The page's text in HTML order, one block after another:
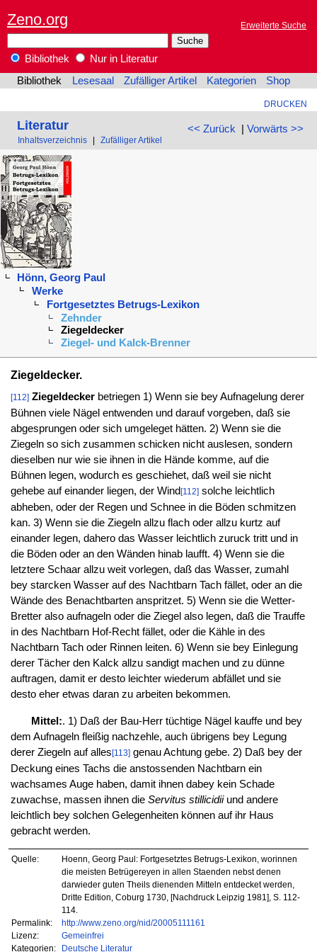
Zeno.org Erweiterte Suche
Bibliothek
Nur in Literatur
Bibliothek
Lesesaal Zufälliger Artikel Kategorien Shop
DRUCKEN
<< Zurück | Vorwärts >>
Literatur
Inhaltsverzeichnis Zufälliger Artikel
Hönn, Georg Paul
Werke
Fortgesetztes Betrugs-Lexikon
Zehnder
Ziegeldecker
Ziegel- und Kalck-Brenner
Ziegeldecker.
[112] Ziegeldeckerbetriegen 1) Wenn sie bey Aufnagelung derer
Bühnen viele Nägel entwenden und darauf vorgeben, daß sie
abgesprungen oder sich umgeleget hätten. 2) Wenn sie die
Ziegeln so sich zusammen schicken nicht auslesen, sondern
dieselben nur wie sie ihnen in die Hände komme, auf die
Bühnen legen, wodurch es geschiehet, daß weil sie nicht
gehebe auf einander liegen, der Wind[112]solche leichtlich
abheben, oder der Regen und Schnee in die Böden schmitzen
kan. 3) Wenn sie die Ziegeln allzu flach oder allzu kurtz auf
einander legen, dahero das Wasser leichtlich zuruck tritt und in
die Böden oder an den Wänden hinab laufft. 4) Wenn sie die
letztere Schaar allzu weit vorlegen, daß das Wasser, zumahl
bey starcken Wasser auf des Nachtbarn Tach fället, oder an die
Wände des Benachtbarten anspritzet. 5) Wenn sie die Wetter-
Bretter also aufnageln oder die Ziegel also legen, daß die Trauffe
in des Nachtbarn Hof-Recht fället, oder die Kähle in des
Nachtbarn Tach oder Rinnen leiten. 6) Wenn sie bey Einlegung
derer Tächer den Kalck allzu sandigt machen und zu dünne
auftragen, damit er desto leichter wiederum abfället und sie
desto eher etwas daran zu arbeiten bekommen.
Mittel:. 1) Daß der Bau-Herr tüchtige Nägel kauffe und bey
dem Aufnageln fleißig nachzehle, auch übrigens bey Legung
derer Ziegeln auf alles[113]genau Achtung gebe. 2) Daß bey der
Deckung eines Tachs die anstossenden Nachtbarn ein
wachsames Auge haben, damit ihnen dabey kein Schade
zuwachse, massen ihnen die Servitus stillicidiiund andere
leichtlich bey solchen Gelegenheiten können auf ihr Haus
gebracht werden.
Quelle:
Hoenn, Georg Paul: Fortgesetztes Betrugs-Lexikon, worinnen
die meisten Betrügereyen in allen Staenden nebst denen
darwieder guten Theils dienenden Mitteln entdecket werden,
Dritte Edition, Coburg 1730, [Nachdruck Leipzig 1981], S. 112-
114.
Permalink:
http://www.zeno.org/nid/20005111161
Lizenz:
Gemeinfrei
Kategorien:
Deutsche Literatur